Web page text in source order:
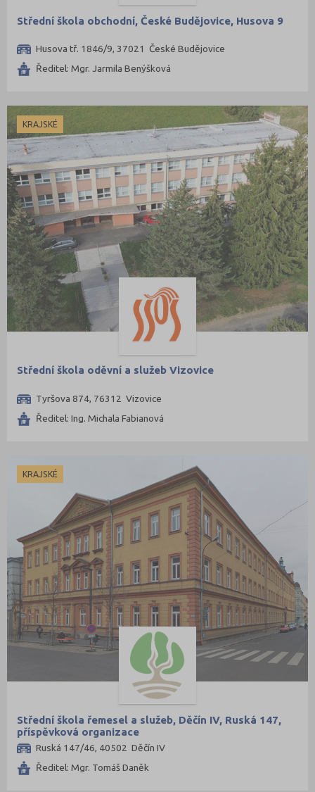
Střední škola obchodní, České Budějovice, Husova 9
Husova tř. 1846/9, 37021 České Budějovice
Ředitel: Mgr. Jarmila Benýšková
KRAJSKÉ
Střední škola oděvní a služeb Vizovice
Tyršova 874, 76312 Vizovice
Ředitel: Ing. Michala Fabianová
KRAJSKÉ
Střední škola řemesel a služeb, Děčín IV, Ruská 147,
příspěvková organizace
Ruská 147/46, 40502 Děčín IV
Ředitel: Mgr. Tomáš Daněk